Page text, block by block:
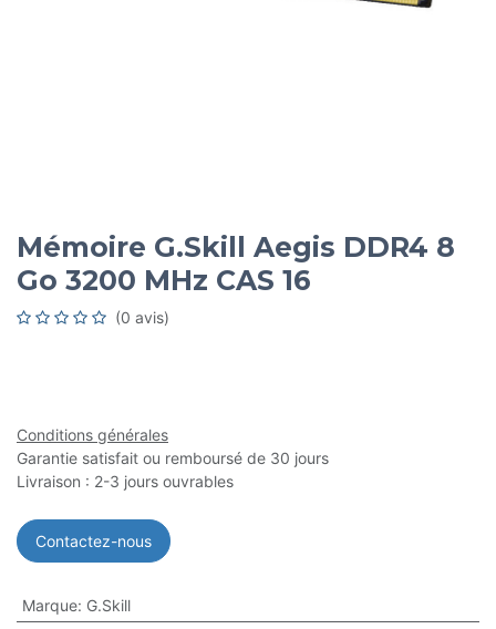
Mémoire G.Skill Aegis DDR4 8
Go 3200 MHz CAS 16
(0 avis)
Conditions générales
Garantie satisfait ou remboursé de 30 jours
Livraison : 2-3 jours ouvrables
Contactez-nous
Marque: G.Skill